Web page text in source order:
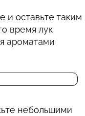
и оставьте таким
время лук
ароматами
небольшими